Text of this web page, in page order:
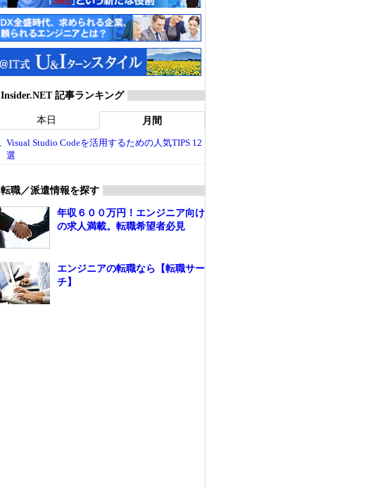
Insider.NET 記事ランキング
本日 月間
Visual Studio Codeを活用するための人気TIPS 12
選
転職／派遣情報を探す
年収６００万円！エンジニア向け
の求人満載。転職希望者必見
エンジニアの転職なら【転職サー
チ】